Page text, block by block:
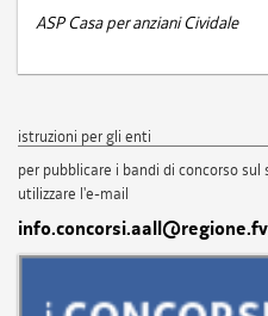
ASP Casa per anziani Cividale
istruzioni per gli enti
per pubblicare i bandi di concorso
utilizzare l'e-mail